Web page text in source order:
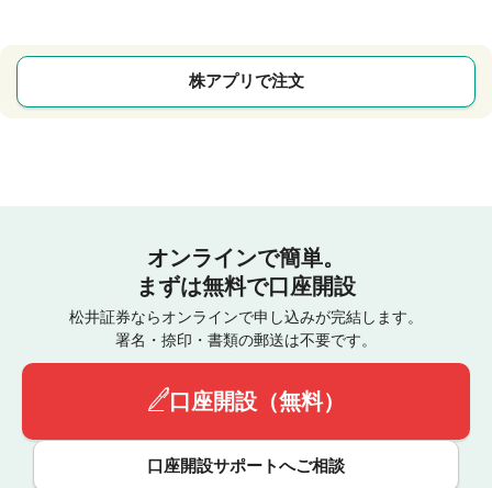
株アプリで注文
オンラインで簡単。
まずは無料で口座開設
松井証券ならオンラインで申し込みが完結します。
署名・捺印・書類の郵送は不要です。
口座開設（無料）
口座開設サポートへご相談